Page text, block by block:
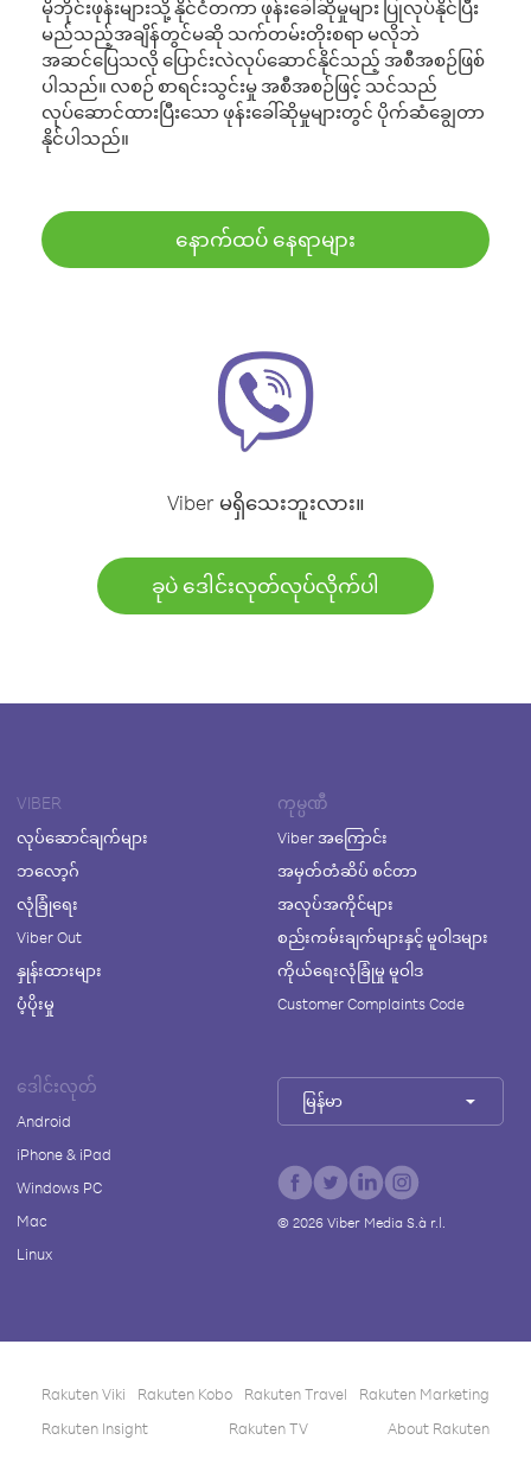
မိုဘိုင်းဖုန်းများသို့ နိုင်ငံတကာ ဖုန်းခေါ်ဆိုမှုများ ပြုလုပ်နိုင်ပြီး
မည်သည့်အချိန်တွင်မဆို သက်တမ်းတိုးစရာ မလိုဘဲ
အဆင်ပြေသလို ပြောင်းလဲလုပ်ဆောင်နိုင်သည့် အစီအစဉ်ဖြစ်
ပါသည်။ လစဉ် စာရင်းသွင်းမှု အစီအစဉ်ဖြင့် သင်သည်
လုပ်ဆောင်ထားပြီးသော ဖုန်းခေါ်ဆိုမှုများတွင် ပိုက်ဆံချွေတာ
နိုင်ပါသည်။
နောက်ထပ် နေရာများ
Viber မရှိသေးဘူးလား။
ခုပဲ ဒေါင်းလုတ်လုပ်လိုက်ပါ
VIBER
လုပ်ဆောင်ချက်များ
ဘလော့ဂ်
လုံခြုံရေး
Viber Out
နှုန်းထားများ
ပံ့ပိုးမှု
ကုမ္ပဏီ
Viber အကြောင်း
အမှတ်တံဆိပ် စင်တာ
အလုပ်အကိုင်များ
စည်းကမ်းချက်များနှင့် မူဝါဒများ
ကိုယ်ရေးလုံခြုံမှု မူဝါဒ
Customer Complaints Code
ဒေါင်းလုတ်
Android
iPhone & iPad
Windows PC
Mac
Linux
မြန်မာ
© 2026Viber Media S.à r.l.
Rakuten Viki Rakuten Kobo Rakuten Travel
Rakuten Marketing
Rakuten Insight
Rakuten TV About Rakuten